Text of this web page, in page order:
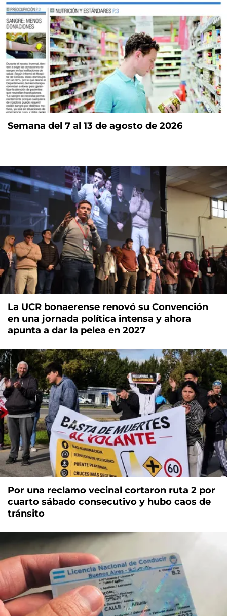
Semana del 7 al 13 de agosto de 2026
La UCR bonaerense renovó su Convención
en una jornada política intensa y ahora
apunta a dar la pelea en 2027
Por una reclamo vecinal cortaron ruta 2 por
cuarto sábado consecutivo y hubo caos de
tránsito